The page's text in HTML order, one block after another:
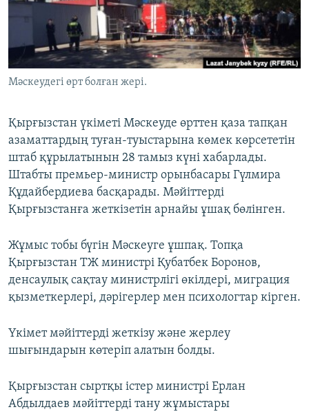
Басқа тілдерде
Мәскеудегі өрт болған жері.
Қырғызстан үкіметі Мәскеуде өрттен қаза тапқан
азаматтардың туған-туыстарына көмек көрсететін
штаб құрылатынын 28 тамыз күні хабарлады.
Штабты премьер-министр орынбасары Гүлмира
Құдайбердиева басқарады. Мәйіттерді
Қырғызстанға жеткізетін арнайы ұшақ бөлінген.
Жұмыс тобы бүгін Мәскеуге ұшпақ. Топқа
Қырғызстан ТЖ министрі Қубатбек Боронов,
денсаулық сақтау министрлігі өкілдері, миграция
қызметкерлері, дәрігерлер мен психологтар кірген.
Үкімет мәйіттерді жеткізу және жерлеу
шығындарын көтеріп алатын болды.
Қырғызстан сыртқы істер министрі Ерлан
Абдылдаев мәйіттерді тану жұмыстары